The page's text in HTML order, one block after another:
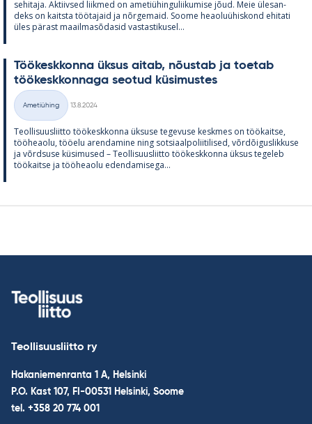
se­hi­taja. Ak­tiiv­sed liik­med on ame­tiü­hin­gu­lii­ku­mise jõud. Meie üle­san­
deks on kaitsta töö­ta­jaid ja nõr­ge­maid. Soome heao­luü­his­kond ehi­tati
üles pä­rast maa­il­masõ­da­sid vas­tas­ti­kusel...
Töö­kesk­konna ük­sus ai­tab, nõus­tab ja toe­tab
töö­kesk­kon­naga seo­tud kü­si­mus­tes
Kategooriad
Ametiühing
13.8.2024
Teol­li­suus­liitto töö­kesk­konna ük­suse te­ge­vuse kesk­mes on töö­kaitse,
töö­heaolu, töö­elu aren­da­mine ning sot­si­aal­po­lii­ti­li­sed, võrdõi­gus­lik­kuse
ja võrd­suse kü­si­mused – Teol­li­suus­liitto töö­kesk­konna ük­sus te­ge­leb
töö­kaitse ja töö­heaolu eden­da­mi­sega...
Teollisuusliitto ry
Hakaniemenranta 1 A, Helsinki
P.O. Kast 107, FI-00531 Helsinki, Soome
tel. +358 20 774 001